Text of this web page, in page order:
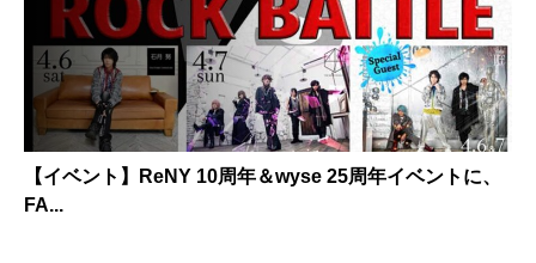
【イベント】ReNY 10周年＆wyse 25周年イベントに、
FA...